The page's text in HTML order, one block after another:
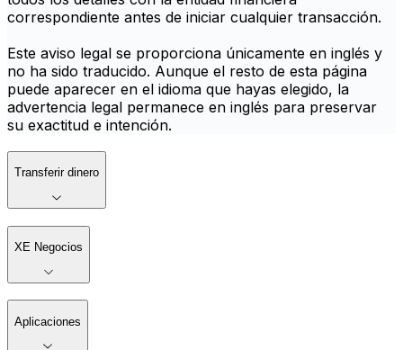
correspondiente antes de iniciar cualquier transacción.
Este aviso legal se proporciona únicamente en inglés y
no ha sido traducido. Aunque el resto de esta página
puede aparecer en el idioma que hayas elegido, la
advertencia legal permanece en inglés para preservar
su exactitud e intención.
Transferir dinero
XE Negocios
Aplicaciones